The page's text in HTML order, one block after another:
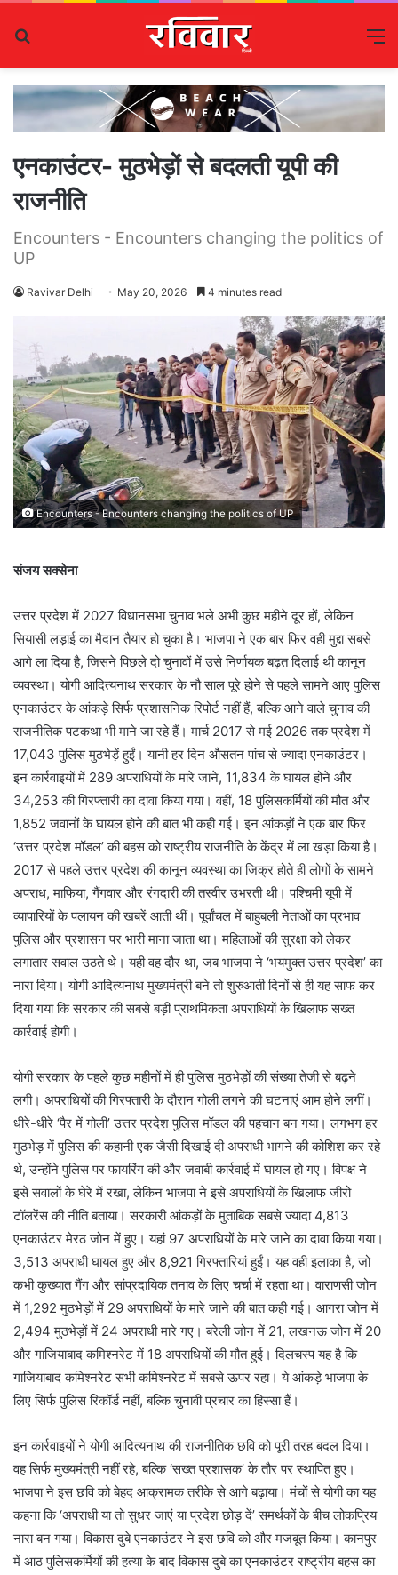
एनकाउंटर- मुठभेड़ों से बदलती यूपी की
राजनीति
Encounters - Encounters changing the politics of
UP
Ravivar Delhi May 20, 2026 4 minutes read
Encounters - Encounters changing the politics of UP
संजय सक्सेना
उत्तर प्रदेश में 2027 विधानसभा चुनाव भले अभी कुछ महीने दूर हों, लेकिन
सियासी लड़ाई का मैदान तैयार हो चुका है। भाजपा ने एक बार फिर वही मुद्दा सबसे
आगे ला दिया है, जिसने पिछले दो चुनावों में उसे निर्णायक बढ़त दिलाई थी कानून
व्यवस्था। योगी आदित्यनाथ सरकार के नौ साल पूरे होने से पहले सामने आए पुलिस
एनकाउंटर के आंकड़े सिर्फ प्रशासनिक रिपोर्ट नहीं हैं, बल्कि आने वाले चुनाव की
राजनीतिक पटकथा भी माने जा रहे हैं। मार्च 2017 से मई 2026 तक प्रदेश में
17,043 पुलिस मुठभेड़ें हुईं। यानी हर दिन औसतन पांच से ज्यादा एनकाउंटर।
इन कार्रवाइयों में 289 अपराधियों के मारे जाने, 11,834 के घायल होने और
34,253 की गिरफ्तारी का दावा किया गया। वहीं, 18 पुलिसकर्मियों की मौत और
1,852 जवानों के घायल होने की बात भी कही गई। इन आंकड़ों ने एक बार फिर
‘उत्तर प्रदेश मॉडल’ की बहस को राष्ट्रीय राजनीति के केंद्र में ला खड़ा किया है।
2017 से पहले उत्तर प्रदेश की कानून व्यवस्था का जिक्र होते ही लोगों के सामने
अपराध, माफिया, गैंगवार और रंगदारी की तस्वीर उभरती थी। पश्चिमी यूपी में
व्यापारियों के पलायन की खबरें आती थीं। पूर्वांचल में बाहुबली नेताओं का प्रभाव
पुलिस और प्रशासन पर भारी माना जाता था। महिलाओं की सुरक्षा को लेकर
लगातार सवाल उठते थे। यही वह दौर था, जब भाजपा ने ‘भयमुक्त उत्तर प्रदेश’ का
नारा दिया। योगी आदित्यनाथ मुख्यमंत्री बने तो शुरुआती दिनों से ही यह साफ कर
दिया गया कि सरकार की सबसे बड़ी प्राथमिकता अपराधियों के खिलाफ सख्त
कार्रवाई होगी।
योगी सरकार के पहले कुछ महीनों में ही पुलिस मुठभेड़ों की संख्या तेजी से बढ़ने
लगी। अपराधियों की गिरफ्तारी के दौरान गोली लगने की घटनाएं आम होने लगीं।
धीरे-धीरे ‘पैर में गोली’ उत्तर प्रदेश पुलिस मॉडल की पहचान बन गया। लगभग हर
मुठभेड़ में पुलिस की कहानी एक जैसी दिखाई दी अपराधी भागने की कोशिश कर रहे
थे, उन्होंने पुलिस पर फायरिंग की और जवाबी कार्रवाई में घायल हो गए। विपक्ष ने
इसे सवालों के घेरे में रखा, लेकिन भाजपा ने इसे अपराधियों के खिलाफ जीरो
टॉलरेंस की नीति बताया। सरकारी आंकड़ों के मुताबिक सबसे ज्यादा 4,813
एनकाउंटर मेरठ जोन में हुए। यहां 97 अपराधियों के मारे जाने का दावा किया गया।
3,513 अपराधी घायल हुए और 8,921 गिरफ्तारियां हुईं। यह वही इलाका है, जो
कभी कुख्यात गैंग और सांप्रदायिक तनाव के लिए चर्चा में रहता था। वाराणसी जोन
में 1,292 मुठभेड़ों में 29 अपराधियों के मारे जाने की बात कही गई। आगरा जोन में
2,494 मुठभेड़ों में 24 अपराधी मारे गए। बरेली जोन में 21, लखनऊ जोन में 20
और गाजियाबाद कमिश्नरेट में 18 अपराधियों की मौत हुई। दिलचस्प यह है कि
गाजियाबाद कमिश्नरेट सभी कमिश्नरेट में सबसे ऊपर रहा। ये आंकड़े भाजपा के
लिए सिर्फ पुलिस रिकॉर्ड नहीं, बल्कि चुनावी प्रचार का हिस्सा हैं।
इन कार्रवाइयों ने योगी आदित्यनाथ की राजनीतिक छवि को पूरी तरह बदल दिया।
वह सिर्फ मुख्यमंत्री नहीं रहे, बल्कि ‘सख्त प्रशासक’ के तौर पर स्थापित हुए।
भाजपा ने इस छवि को बेहद आक्रामक तरीके से आगे बढ़ाया। मंचों से योगी का यह
कहना कि ‘अपराधी या तो सुधर जाएं या प्रदेश छोड़ दें’ समर्थकों के बीच लोकप्रिय
नारा बन गया। विकास दुबे एनकाउंटर ने इस छवि को और मजबूत किया। कानपुर
में आठ पुलिसकर्मियों की हत्या के बाद विकास दुबे का एनकाउंटर राष्ट्रीय बहस का